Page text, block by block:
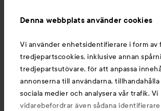
Denna webbplats använder cookies
Vi använder enhetsidentifierare i form av
tredjepartscookies, inklusive annan
tredjepartsutövare, för att anpassa
annonserna till användarna,
sociala medier och analysera vår trafik. Vi
vidarebefordrar även sådana
Du kanske också gillar